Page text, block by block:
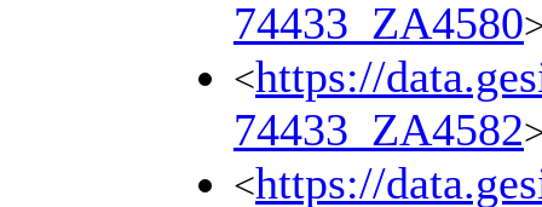
74433_ZA4580
<https://
74433_ZA4582
<https://